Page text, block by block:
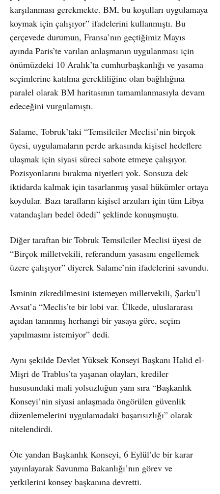
karşılanması gerekmekte. BM, bu koşulları uygulamaya
koymak için çalışıyor” ifadelerini kullanmıştı. Bu
çerçevede durumun, Fransa’nın geçtiğimiz Mayıs
ayında Paris’te varılan anlaşmanın uygulanması için
önümüzdeki 10 Aralık’ta cumhurbaşkanlığı ve yasama
seçimlerine katılma gerekliliğine olan bağlılığına
paralel olarak BM haritasının tamamlanmasıyla devam
edeceğini vurgulamıştı.
Salame, Tobruk’taki “Temsilciler Meclisi’nin birçok
üyesi, uygulamaların perde arkasında kişisel hedeflere
ulaşmak için siyasi süreci sabote etmeye çalışıyor.
Pozisyonlarını bırakma niyetleri yok. Sonsuza dek
iktidarda kalmak için tasarlanmış yasal hükümler ortaya
koydular. Bazı tarafların kişisel arzuları için tüm Libya
vatandaşları bedel ödedi” şeklinde konuşmuştu.
Diğer taraftan bir Tobruk Temsilciler Meclisi üyesi de
“Birçok milletvekili, referandum yasasını engellemek
üzere çalışıyor” diyerek Salame’nin ifadelerini savundu.
İsminin zikredilmesini istemeyen milletvekili, Şarku’l
Avsat’a “Meclis’te bir lobi var. Ülkede, uluslararası
açıdan tanınmış herhangi bir yasaya göre, seçim
yapılmasını istemiyor” dedi.
Aynı şekilde Devlet Yüksek Konseyi Başkanı Halid el-
Mişri de Trablus’ta yaşanan olayları, krediler
hususundaki mali yolsuzluğun yanı sıra “Başkanlık
Konseyi’nin siyasi anlaşmada öngörülen güvenlik
düzenlemelerini uygulamadaki başarısızlığı” olarak
nitelendirdi.
Öte yandan Başkanlık Konseyi, 6 Eylül’de bir karar
yayınlayarak Savunma Bakanlığı’nın görev ve
yetkilerini konsey başkanına devretti.